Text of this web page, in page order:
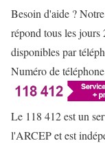
Besoin d'aide ?
répond tous les
disponibles par
Numéro de
Le 118 412 est un
l'ARCEP et est